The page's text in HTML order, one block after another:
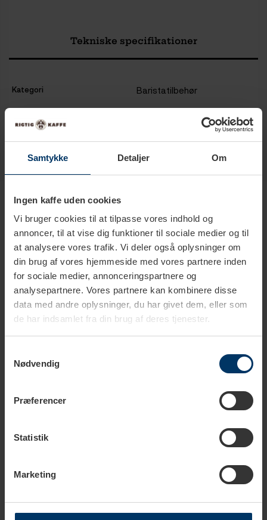
Samtykke Detaljer Om
Ingen kaffe uden cookies
Vi bruger cookies til at tilpasse vores indhold og
annoncer, til at vise dig funktioner til sociale medier og til
at analysere vores trafik. Vi deler også oplysninger om
din brug af vores hjemmeside med vores partnere inden
for sociale medier, annonceringspartnere og
analysepartnere. Vores partnere kan kombinere disse
data med andre oplysninger, du har givet dem, eller som
de har indsamlet fra din brug af deres tjenester.
Nødvendig
Præferencer
Statistik
Marketing
Tekniske specifikationer
Kategori Baristatilbehør
1-2 hverdage
Motta Dekorationssæt
Spar
30%
1-2 hverdage
499,95 DKK